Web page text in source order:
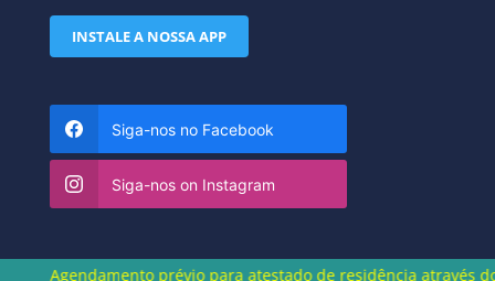
INSTALE A NOSSA APP
Siga-nos no Facebook
Siga-nos on Instagram
prévio para atestado de residência através do número